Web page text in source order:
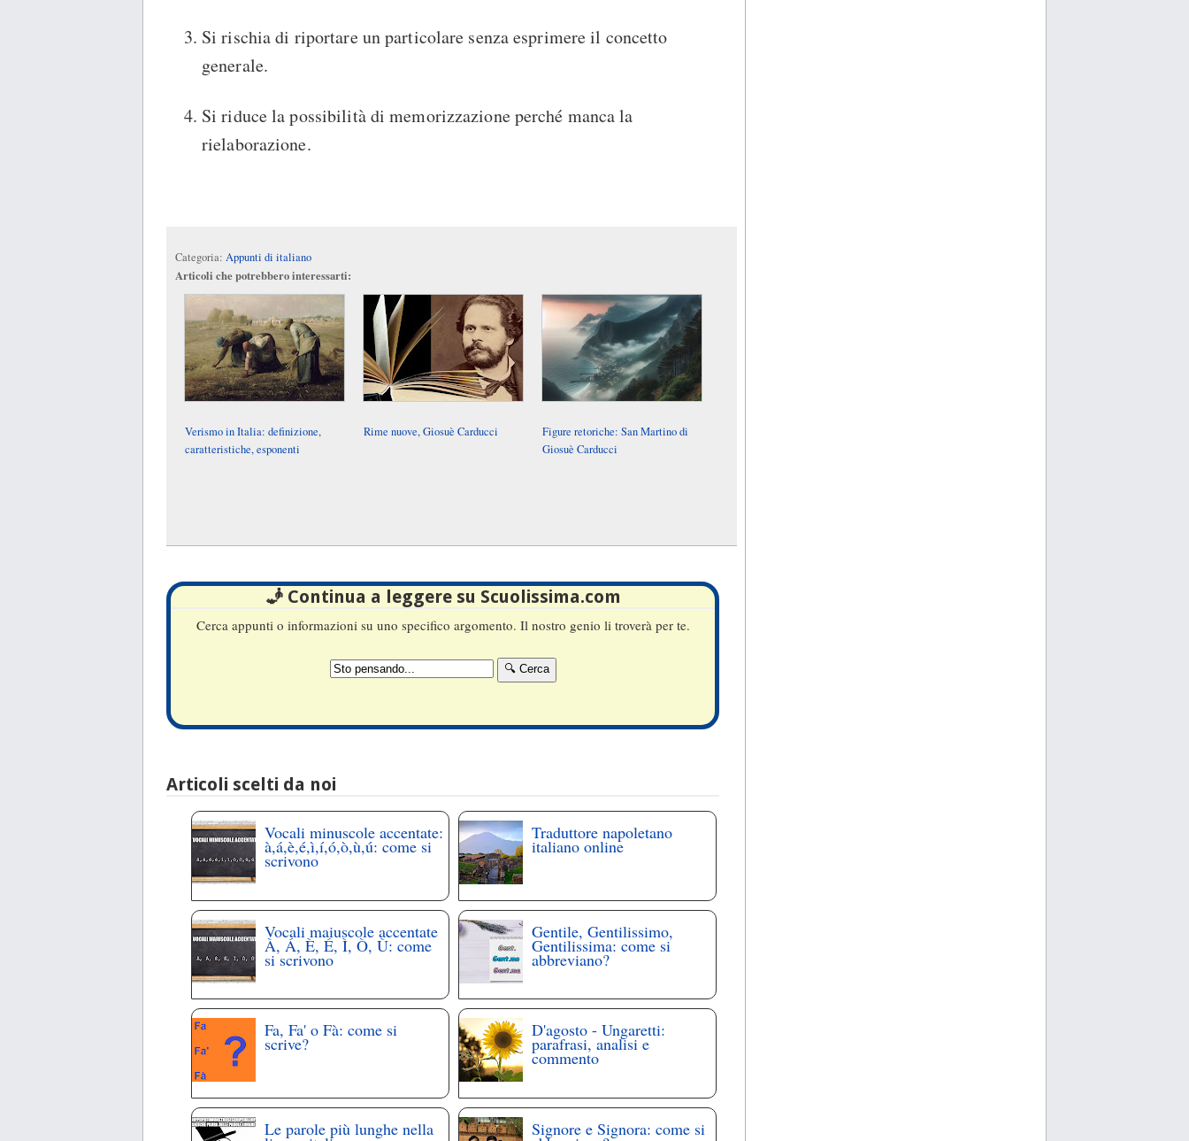
Si rischia di riportare un particolare senza esprimere il concetto
generale.
Si riduce la possibilità di memorizzazione perché manca la
rielaborazione.
Categoria: Appunti di italiano
Articoli che potrebbero interessarti:
Verismo in Italia: definizione,
caratteristiche, esponenti
Rime nuove, Giosuè Carducci
Figure retoriche: San Martino di
Giosuè Carducci
🧞 Continua a leggere su Scuolissima.com
Cerca appunti o informazioni su uno specifico argomento. Il nostro genio li troverà per te.
Articoli scelti da noi
Vocali minuscole accentate:
à,á,è,é,ì,í,ó,ò,ù,ú: come si
scrivono
Traduttore napoletano
italiano online
Vocali maiuscole accentate
À, Á, È, É, Ì, Ò, Ù: come
si scrivono
Gentile, Gentilissimo,
Gentilissima: come si
abbreviano?
Fa, Fa' o Fà: come si
scrive?
D'agosto - Ungaretti:
parafrasi, analisi e
commento
Le parole più lunghe nella Signore e Signora: come si